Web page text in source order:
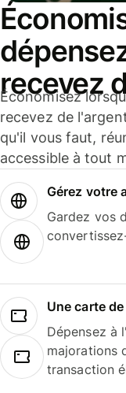
recevez
Économisez
recevez de
qu'il vous faut,
accessible à tout
Gérez votre
Gardez vos
Une carte
Dépensez à
majorations
transaction